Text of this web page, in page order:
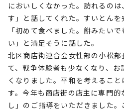
においしくなかった。訪れるの
す」と話してくれた。すいとん
「初めて食べました。餅みたい
い」と満足そうに話した。
北区商店街連合会女性部の小松
て、戦争体験者も少なくなり、
くなりました。平和を考えるこ
す。今年も商店街の店主に専門
し」のご指導をいただきました